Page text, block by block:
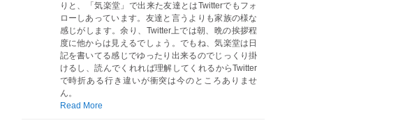
りと、「気楽堂」で出来た友達とはTwitterでもフォ
ローしあっています。友達と言うよりも家族の様な
感じがします。余り、Twitter上では朝、晩の挨拶程
度に他からは見えるでしょう。でもね、気楽堂は日
記を書いてる感じでゆったり出来るのでじっくり掛
けるし、読んでくれれば理解してくれるからTwitter
で時折ある行き違いが衝突は今のところありませ
ん。
Read More